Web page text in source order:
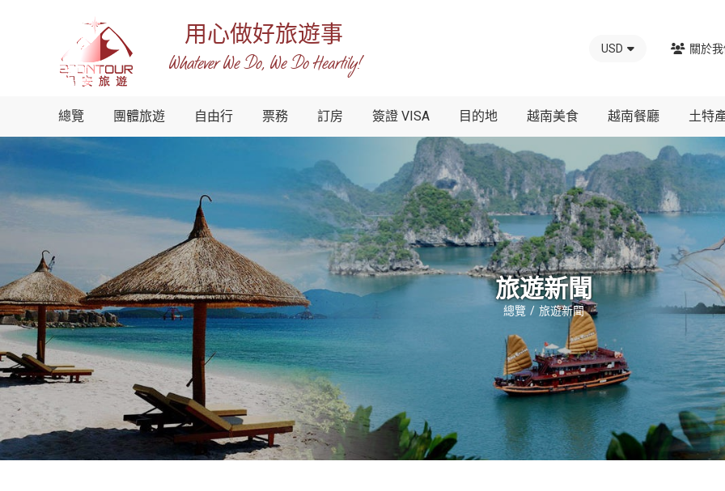
南
錫
際
-
越
南
地
社
錫
安
旅
用心做好旅遊事
Whatever We Do, We Do Heartily!
USD 關於
總覽 團體旅遊 自由行 票務 訂房 簽證 VISA 目的地 越南美食 越南餐廳 土特
旅遊新聞
總覽 旅遊新聞